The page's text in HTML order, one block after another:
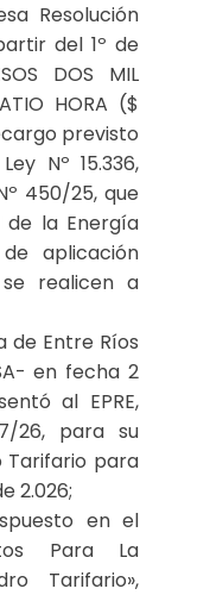
Resolución
del 1º de
DOS MIL
HORA ($
previsto
Nº 15.336,
450/25, que
de la Energía
aplicación
realicen a
de Entre Ríos
en fecha 2
al EPRE,
26, para su
Tarifario para
2.026;
en el
Para La
Tarifario»,